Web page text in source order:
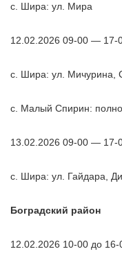
с. Шира: ул. Мира
12.02.2026 09-00 — 17-
с. Шира: ул. Мичурина,
с. Малый Спирин:
13.02.2026 09-00 — 17-
с. Шира: ул. Гайдара,
Боградский район
12.02.2026 10-00 до 16-